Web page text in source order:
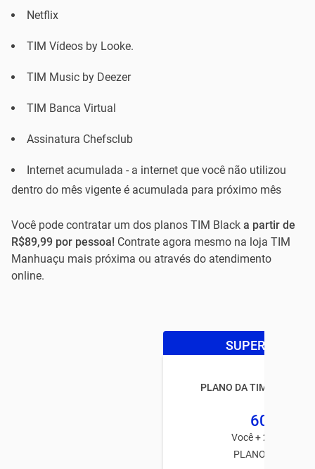
Netflix
TIM Vídeos by Looke.
TIM Music by Deezer
TIM Banca Virtual
Assinatura Chefsclub
Internet acumulada - a internet que você não utilizou
dentro do mês vigente é acumulada para próximo mês
Você pode contratar um dos planos TIM Black a partir de
R$89,99 por pessoa! Contrate agora mesmo na loja TIM
Manhuaçu mais próxima ou através do atendimento
online.
SUPER OFERTA
PLANO DA TIM BLACK
60GB
Você + 2 usuários
PLANO TIM PÓS